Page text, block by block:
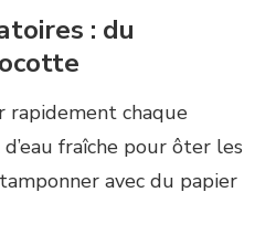
: du
rapidement chaque
fraîche pour ôter les
avec du papier